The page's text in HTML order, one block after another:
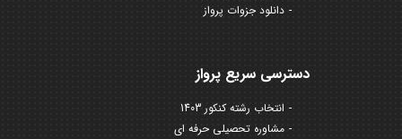
دانلود جزوات پرواز
دسترسی سریع پرواز
انتخاب رشته کنکور 1403
مشاوره تحصیلی حرفه ای